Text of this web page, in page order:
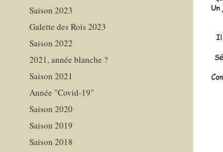
Saison 2023
Galette des Rois 2023
Saison 2022
2021, année blanche ?
Saison 2021
Année "Covid-19"
Saison 2020
Saison 2019
Saison 2018